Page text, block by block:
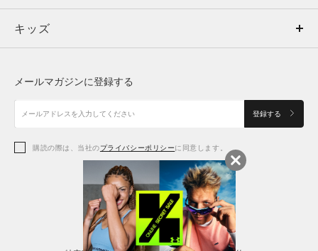
キッズ
アクセサリー
ボトムス
アクセサリー
トップス
シューズ
アクセサリー
レギンス＆タイツ
キッズ
シューズ
メールマガジンに登録する
登録する
購読の際は、当社のプライバシーポリシーに同意します。